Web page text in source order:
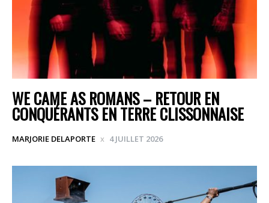
WE CAME AS ROMANS – RETOUR EN
CONQUÉRANTS EN TERRE CLISSONNAISE
MARJORIE DELAPORTE 4 JUILLET 2026